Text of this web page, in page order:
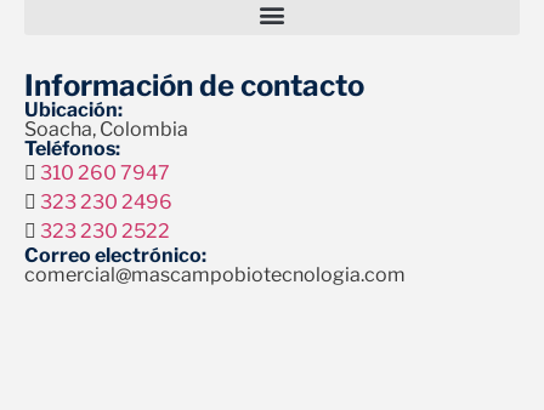
Información de contacto
Ubicación:
Soacha, Colombia
Teléfonos:
310 260 7947
323 230 2496
323 230 2522
Correo electrónico:
comercial@mascampobiotecnologia.com